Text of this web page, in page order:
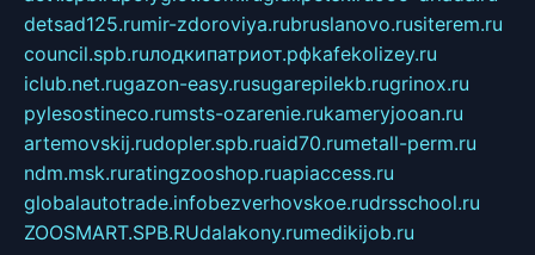
detsad125.rumir-zdoroviya.rubruslanovo.rusiterem.ru
council.spb.ruлодкипатриот.рфkafekolizey.ru
iclub.net.rugazon-easy.rusugarepilekb.rugrinox.ru
pylesostineco.rumsts-ozarenie.rukameryjooan.ru
artemovskij.rudopler.spb.ruaid70.rumetall-perm.ru
ndm.msk.ruratingzooshop.ruapiaccess.ru
globalautotrade.infobezverhovskoe.rudrsschool.ru
ZOOSMART.SPB.RUdalakony.rumedikijob.ru